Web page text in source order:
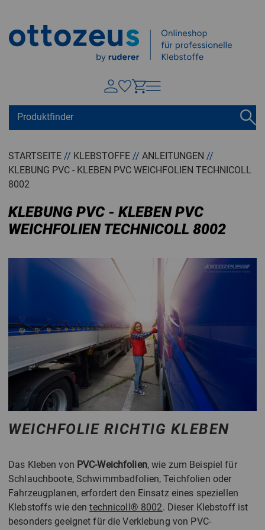
Springen zu
Tastaturkurzbefehle
Konto Shift + ALt + A
STARTSEITE // KLEBSTOFFE // ANLEITUNGEN //
KLEBUNG PVC - KLEBEN PVC WEICHFOLIEN TECHNICOLL
8002
KLEBUNG PVC - KLEBEN PVC
WEICHFOLIEN TECHNICOLL 8002
WEICHFOLIE RICHTIG KLEBEN
Das Kleben von PVC-Weichfolien, wie zum Beispiel für
Schlauchboote, Schwimmbadfolien, Teichfolien oder
Fahrzeugplanen, erfordert den Einsatz eines speziellen
Klebstoffs wie dentechnicoll® 8002. Dieser Klebstoff ist
besonders geeignet für die Verklebung von PVC-